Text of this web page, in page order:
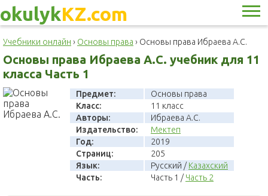
okulykKZ.com
Учебники онлайн › Основы права › Основы права Ибраева А.С.
Основы права Ибраева А.С. учебник для 11
класса Часть 1
Предмет:
Основы права
Класс:
11 класс
Авторы:
Ибраева А.С.
Издательство:
Мектеп
Год:
2019
Страниц:
205
Язык:
Русский / Казахский
Часть:
Часть 1 / Часть 2